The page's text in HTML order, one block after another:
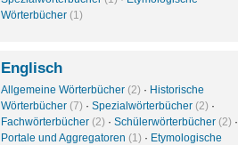
Wörterbücher (1)
Englisch
Allgemeine Wörterbücher (2) · Historische
Wörterbücher (7) · Spezialwörterbücher (2) ·
Fachwörterbücher (2) · Schülerwörterbücher (2) ·
Portale und Aggregatoren (1) · Etymologische